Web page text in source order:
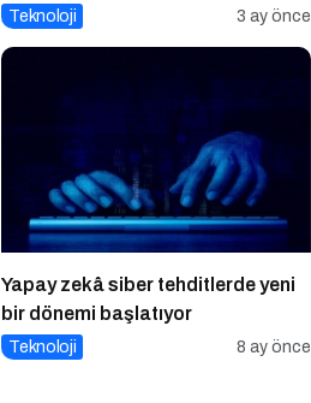
Teknoloji 3 ay önce
Yapay zekâ siber tehditlerde yeni
bir dönemi başlatıyor
Teknoloji 8 ay önce